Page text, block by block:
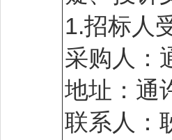
1.招标人
采购人：
地址：通
联系人：